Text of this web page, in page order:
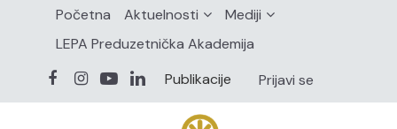
Početna Aktuelnosti
Mediji
LEPA Preduzetnička Akademija
Publikacije
Prijavi se